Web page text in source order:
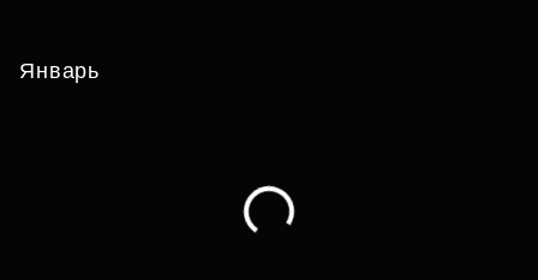
Январь